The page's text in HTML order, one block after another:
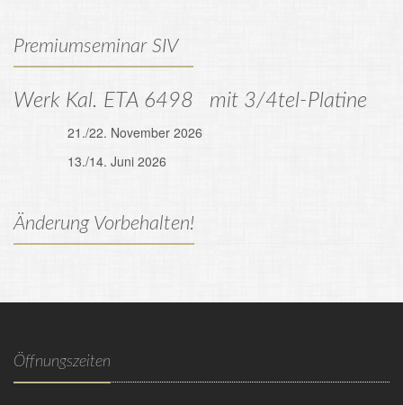
Premiumseminar SIV
Werk Kal. ETA 6498 mit 3/4tel-Platine
21./22. November 2026
13./14. Juni 2026
Änderung Vorbehalten!
Öffnungszeiten